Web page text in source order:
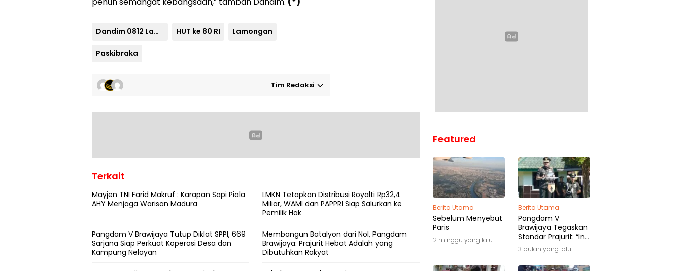
Dandim 0812 Lamongan HUT ke 80 RI Lamongan
Paskibraka
Tim Redaksi
Terkait
Mayjen TNI Farid Makruf : Karapan Sapi Piala
AHY Menjaga Warisan Madura
LMKN Tetapkan Distribusi Royalti Rp32,4
Miliar, WAMI dan PAPPRI Siap Salurkan ke
Pemilik Hak
Pangdam V Brawijaya Tutup Diklat SPPI, 669
Sarjana Siap Perkuat Koperasi Desa dan
Kampung Nelayan
Membangun Batalyon dari Nol, Pangdam
Brawijaya: Prajurit Hebat Adalah yang
Dibutuhkan Rakyat
Featured
Berita Utama
Sebelum Menyebut
Paris
2 minggu yang lalu
Berita Utama
Pangdam V
Brawijaya Tegaskan
Standar Prajurit: “Ini
Awal Pengabdian,
Bukan Akhir
Perjalanan”
3 bulan yang lalu